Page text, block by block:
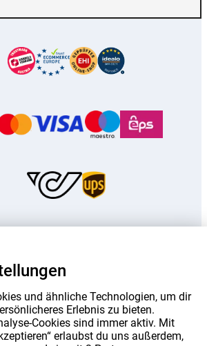
Die Preise auf dieser Website sind exklusive
Versandkosten angegeben.
mehr Informationen.
| Datenschutz | Impressum |
und ähnliche Technologien, um dir
Erlebnis zu bieten.
Cookies sind immer aktiv. Mit
erlaubst du uns außerdem,